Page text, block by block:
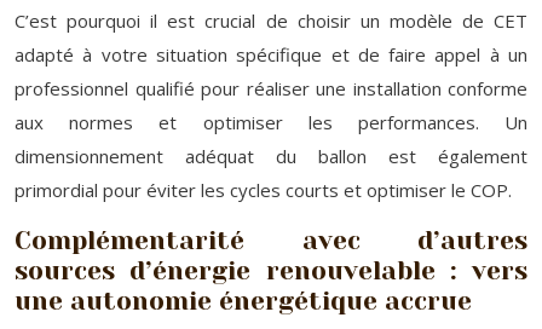
C’est pourquoi il est crucial de choisir un modèle de CET
adapté à votre situation spécifique et de faire appel à un
professionnel qualifié pour réaliser une installation conforme
aux normes et optimiser les performances. Un
dimensionnement adéquat du ballon est également
primordial pour éviter les cycles courts et optimiser le COP.
Complémentarité avec d’autres
sources d’énergie renouvelable : vers
une autonomie énergétique accrue